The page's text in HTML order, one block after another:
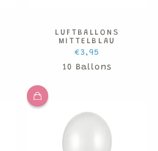
LUFTBALLONS
MITTELBLAU
€3,95
10 Ballons